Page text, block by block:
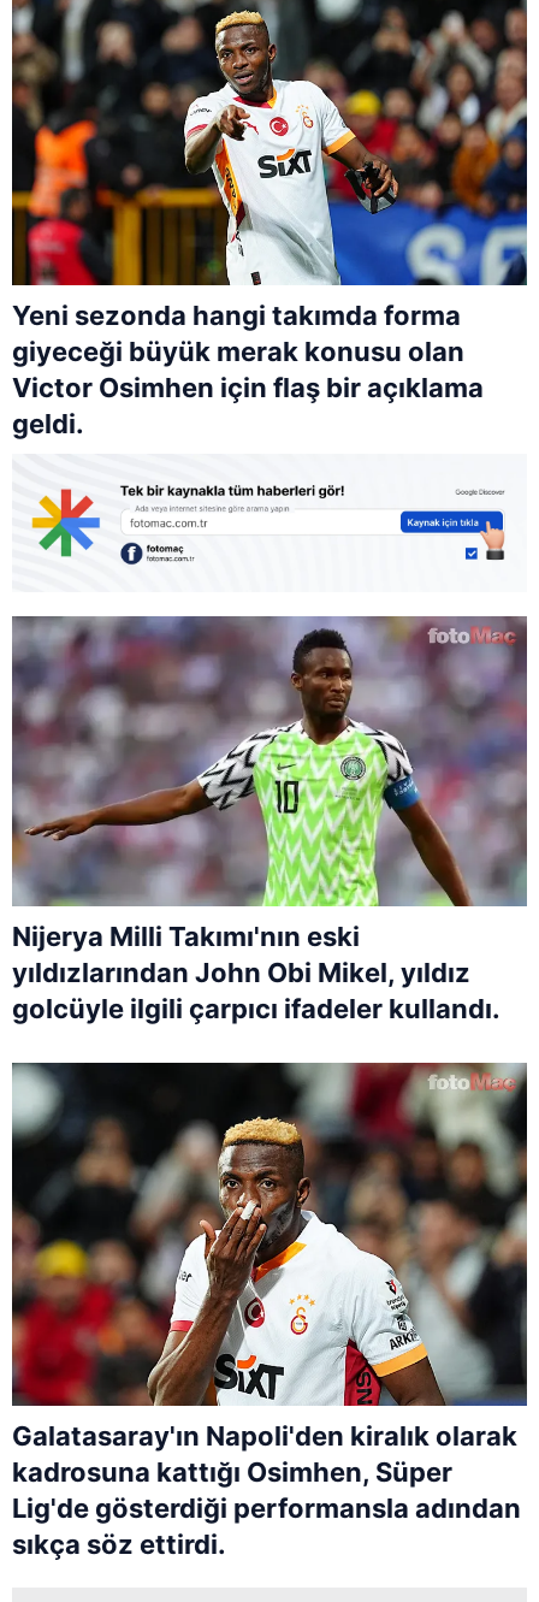
Yeni sezonda hangi takımda forma
giyeceği büyük merak konusu olan
Victor Osimhen için flaş bir açıklama
geldi.
Nijerya Milli Takımı'nın eski
yıldızlarından John Obi Mikel, yıldız
golcüyle ilgili çarpıcı ifadeler kullandı.
Galatasaray'ın Napoli'den kiralık olarak
kadrosuna kattığı Osimhen, Süper
Lig'de gösterdiği performansla adından
sıkça söz ettirdi.